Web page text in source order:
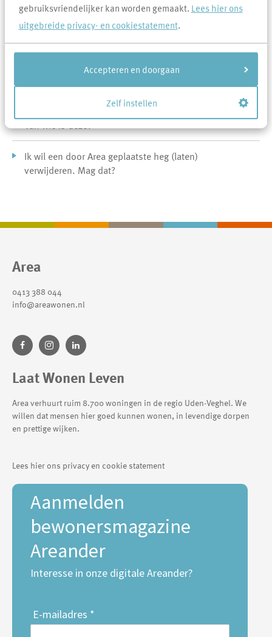
gebruiksvriendelijker kan worden gemaakt. Lees hier ons
uitgebreide privacy- en cookiestatement.
Accepteren en doorgaan
Zelf instellen
Ik wil een schutting of erfafscheiding plaatsen. Hoe
hoog mag deze zijn?
Moet ik toestemming bij Area vragen voor het
plaatsen van een erfafscheiding of schutting tussen
Van wie is deze?
Ik wil een door Area geplaatste heg (laten)
verwijderen. Mag dat?
Contactinformatie
Area
0413 388 044
info@areawonen.nl
Laat Wonen Leven
Area verhuurt ruim 8.700 woningen in de regio Uden-Veghel. We
willen dat mensen hier goed kunnen wonen, in levendige dorpen
en prettige wijken.
Lees hier ons privacy en cookie statement
Aanmelden
bewonersmagazine
Areander
Interesse in onze digitale Areander?
E-mailadres *